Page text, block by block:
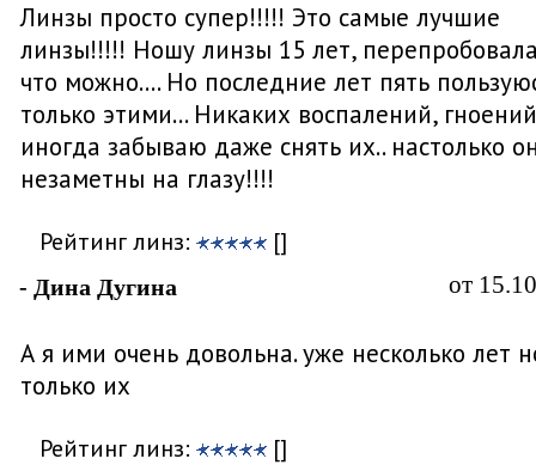
Линзы просто супер!!!!! Это самые лучшие
линзы!!!!! Ношу линзы 15 лет,
что можно.... Но последние лет пять
только этими... Никаких воспалений,
иногда забываю даже снять их.. настолько
незаметны на глазу!!!!
Рейтинг линз: []
- Дина Дугина от
А я ими очень довольна. уже несколько лет
только их
Рейтинг линз: []